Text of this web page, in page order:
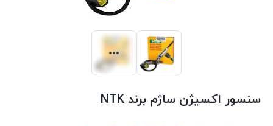
سنسور اکسیژن ساژم برند NTK